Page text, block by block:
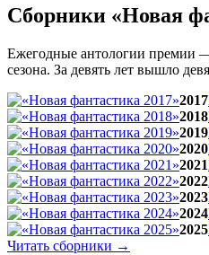
Сборники «Новая
Ежегодные антологии премии
сезона. За девять лет вышло
2017
2018
2019
2020
2021
2022
2023
2024
2025
Читать сборники →